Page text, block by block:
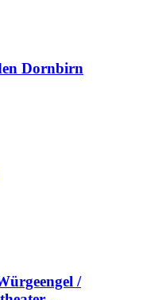
Dornbirn
/